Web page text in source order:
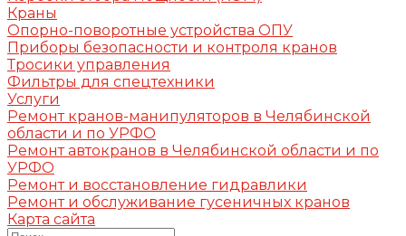
Краны
Опорно-поворотные устройства ОПУ
Приборы безопасности и контроля кранов
Тросики управления
Фильтры для спецтехники
Услуги
Ремонт кранов-манипуляторов в Челябинской
области и по УРФО
Ремонт автокранов в Челябинской области и по
УРФО
Ремонт и восстановление гидравлики
Ремонт и обслуживание гусеничных кранов
Карта сайта